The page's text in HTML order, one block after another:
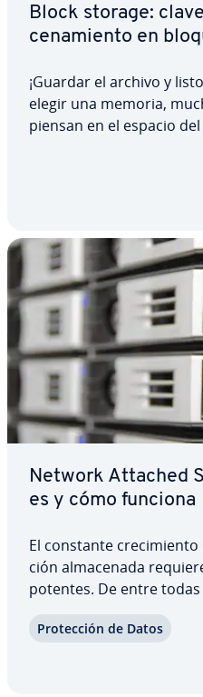
Block storage:
ce­na­mie­n­to en
¡Guardar el archivo y
elegir una memoria,
piensan en el espacio
Network Attached
es y cómo funciona
El constante
ción al­ma­ce­na­da
potentes. De entre
Storage) puede ser una
Pro­te­c­ción de Datos